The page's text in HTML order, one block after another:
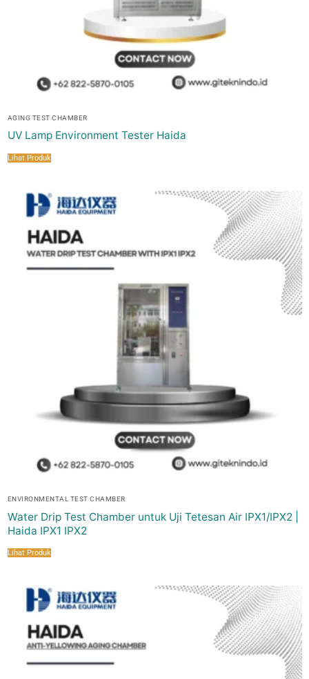
AGING TEST CHAMBER
UV Lamp Environment Tester Haida
Lihat Produk
ENVIRONMENTAL TEST CHAMBER
Water Drip Test Chamber untuk Uji Tetesan Air IPX1/IPX2 |
Haida IPX1 IPX2
Lihat Produk